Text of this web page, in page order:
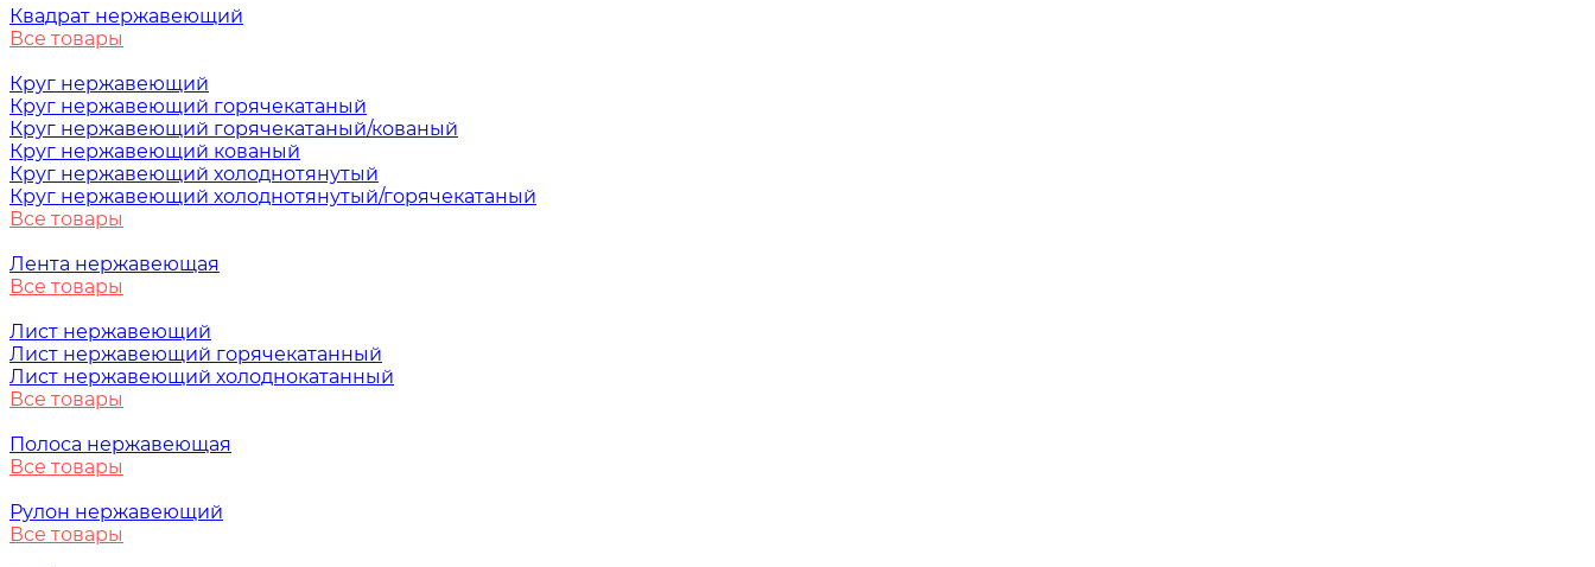
Квадрат нержавеющий
Все товары
Круг нержавеющий
Круг нержавеющий горячекатаный
Круг нержавеющий горячекатаный/кованый
Круг нержавеющий кованый
Круг нержавеющий холоднотянутый
Круг нержавеющий холоднотянутый/горячекатаный
Все товары
Лента нержавеющая
Все товары
Лист нержавеющий
Лист нержавеющий горячекатанный
Лист нержавеющий холоднокатанный
Все товары
Полоса нержавеющая
Все товары
Рулон нержавеющий
Все товары